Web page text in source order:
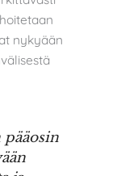
nykyään